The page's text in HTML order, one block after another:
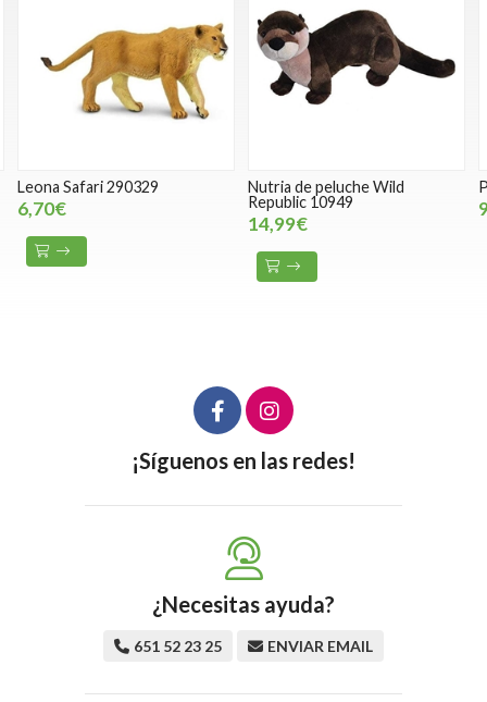
Safari 290329
Nutria de peluche Wild
Republic 10949
14,99€
Patito
¡Síguenos en las redes!
¿Necesitas ayuda?
651 52 23 25 ENVIAR EMAIL